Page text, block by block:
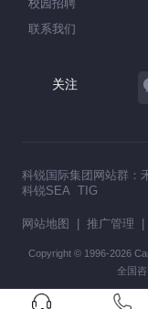
校园招聘
联系我们
关注
科锐国际集团网站群：
科锐SEA TIG
网站地图 推广管理
Copyright © 1996-2026
全国